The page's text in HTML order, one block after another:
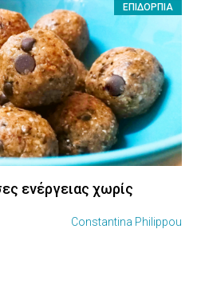
ΕΠΙΔΌΡΠΙΑ
ενέργειας χωρίς
Constantina Philippou